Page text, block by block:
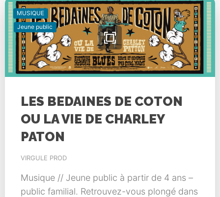
Jeune public
MUSIQUE
LES BEDAINES DE COTON
OU LA VIE DE CHARLEY
PATON
VIRGULE PROD
Musique // Jeune public à partir de 4 ans –
public familial. Retrouvez-vous plongé dans